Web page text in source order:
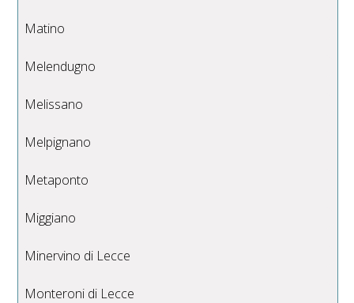
Matino
Melendugno
Melissano
Melpignano
Metaponto
Miggiano
Minervino di Lecce
Monteroni di Lecce